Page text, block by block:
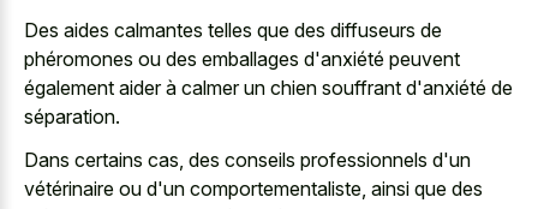
Des aides calmantes telles que des diffuseurs de
phéromones ou des emballages d'anxiété peuvent
également aider à calmer un chien souffrant d'anxiété de
séparation.
Dans certains cas, des conseils professionnels d'un
vétérinaire ou d'un comportementaliste, ainsi que des